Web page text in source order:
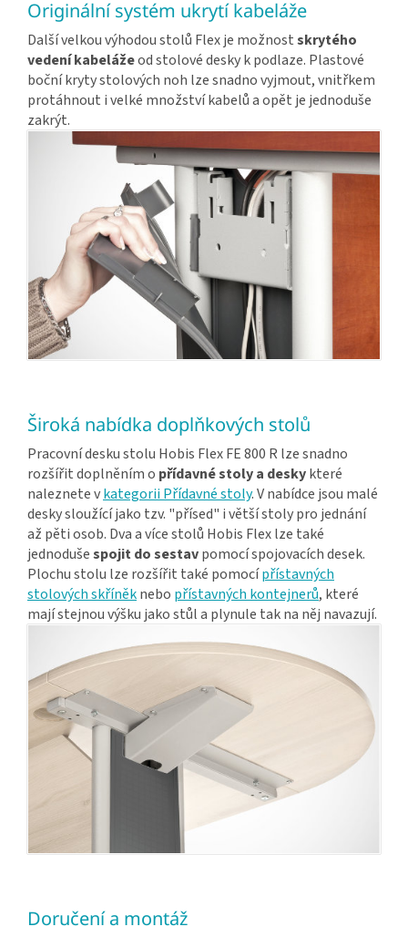
Originální systém ukrytí kabeláže
Další velkou výhodou stolů Flex je možnostskrytého
vedení kabelážeod stolové desky k podlaze. Plastové
boční kryty stolových noh lze snadno vyjmout, vnitřkem
protáhnout i velké množství kabelů a opět je jednoduše
zakrýt.
Široká nabídka doplňkových stolů
Pracovní desku stolu Hobis Flex FE 800 R lze snadno
rozšířit doplněním o přídavné stoly a deskykteré
naleznete vkategorii Přídavné stoly. V nabídce jsou malé
desky sloužící jako tzv. "přísed" i větší stoly pro jednání
až pěti osob. Dva a více stolů Hobis Flex lze také
jednodušespojit do sestavpomocí spojovacích desek.
Plochu stolu lze rozšířit také pomocípřístavných
stolových skříněknebo přístavných kontejnerů, které
mají stejnou výšku jako stůl a plynule tak na něj navazují.
Doručení a montáž